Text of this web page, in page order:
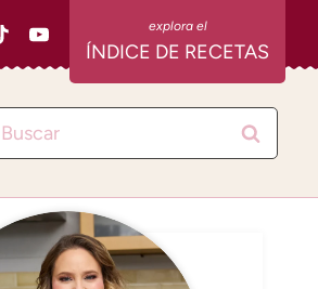
ÍNDICE DE RECETAS
Buscar: